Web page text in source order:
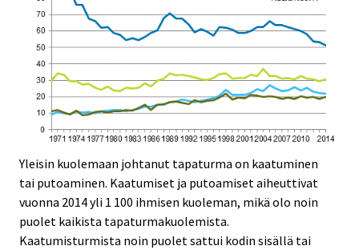
Yleisin kuolemaan johtanut tapaturma on kaatuminen
tai putoaminen. Kaatumiset ja putoamiset aiheuttivat
vuonna 2014 yli 1 100 ihmisen kuoleman, mikä olo noin
puolet kaikista tapaturmakuolemista.
Kaatumisturmista noin puolet sattui kodin sisällä tai